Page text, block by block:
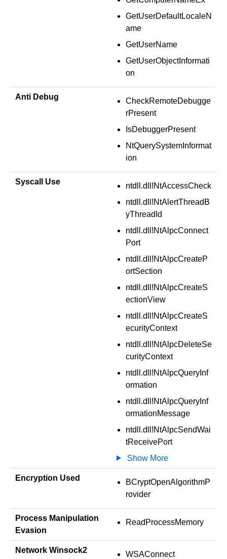
GetUserDefaultLocaleN
ame
GetUserName
GetUserObjectInformati
on
Anti Debug
CheckRemoteDebugge
rPresent
IsDebuggerPresent
NtQuerySystemInformat
ion
Syscall Use
ntdll.dll!NtAccessCheck
ntdll.dll!NtAlertThreadB
yThreadId
ntdll.dll!NtAlpcConnect
Port
ntdll.dll!NtAlpcCreateP
ortSection
ntdll.dll!NtAlpcCreateS
ectionView
ntdll.dll!NtAlpcCreateS
ecurityContext
ntdll.dll!NtAlpcDeleteSe
curityContext
ntdll.dll!NtAlpcQueryInf
ormation
ntdll.dll!NtAlpcQueryInf
ormationMessage
ntdll.dll!NtAlpcSendWai
tReceivePort
Show More
Encryption Used
BCryptOpenAlgorithmP
rovider
Process Manipulation
Evasion
ReadProcessMemory
Network Winsock2 WSAConnect